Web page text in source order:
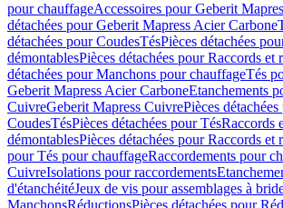
pour chauffageAccessoires pour Geberit
détachées pour Geberit Mapress Acier Carbone
détachées pour CoudesTésPièces détachées
démontablesPièces détachées pour Raccords et
détachées pour Manchons pour chauffageTés
Geberit Mapress Acier CarboneEtanchements
CuivreGeberit Mapress CuivrePièces
CoudesTésPièces détachées pour TésRaccords
démontablesPièces détachées pour Raccords et
pour Tés pour chauffageRaccordements pour
CuivreIsolations pour raccordements
d'étanchéitéJeux de vis pour assemblages à
ManchonsRéductionsPièces détachées pour